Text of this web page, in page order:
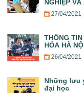
NGHIỆP
27/04/2021
THÔNG
HÓA HÀ
26/04/2021
Những lưu
đại học